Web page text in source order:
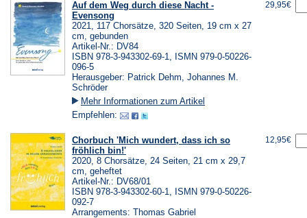
Auf dem Weg durch diese Nacht -
Evensong
2021, 117 Chorsätze, 320 Seiten, 19 cm x 27
cm, gebunden
Artikel-Nr.: DV84
ISBN 978-3-943302-69-1, ISMN 979-0-50226-
096-5
Herausgeber: Patrick Dehm, Johannes M.
Schröder
Mehr Informationen zum Artikel
Empfehlen:
29,95€
Chorbuch 'Mich wundert, dass ich so
fröhlich bin!'
2020, 8 Chorsätze, 24 Seiten, 21 cm x 29,7
cm, geheftet
Artikel-Nr.: DV68/01
ISBN 978-3-943302-60-1, ISMN 979-0-50226-
092-7
Arrangements: Thomas Gabriel
12,95€